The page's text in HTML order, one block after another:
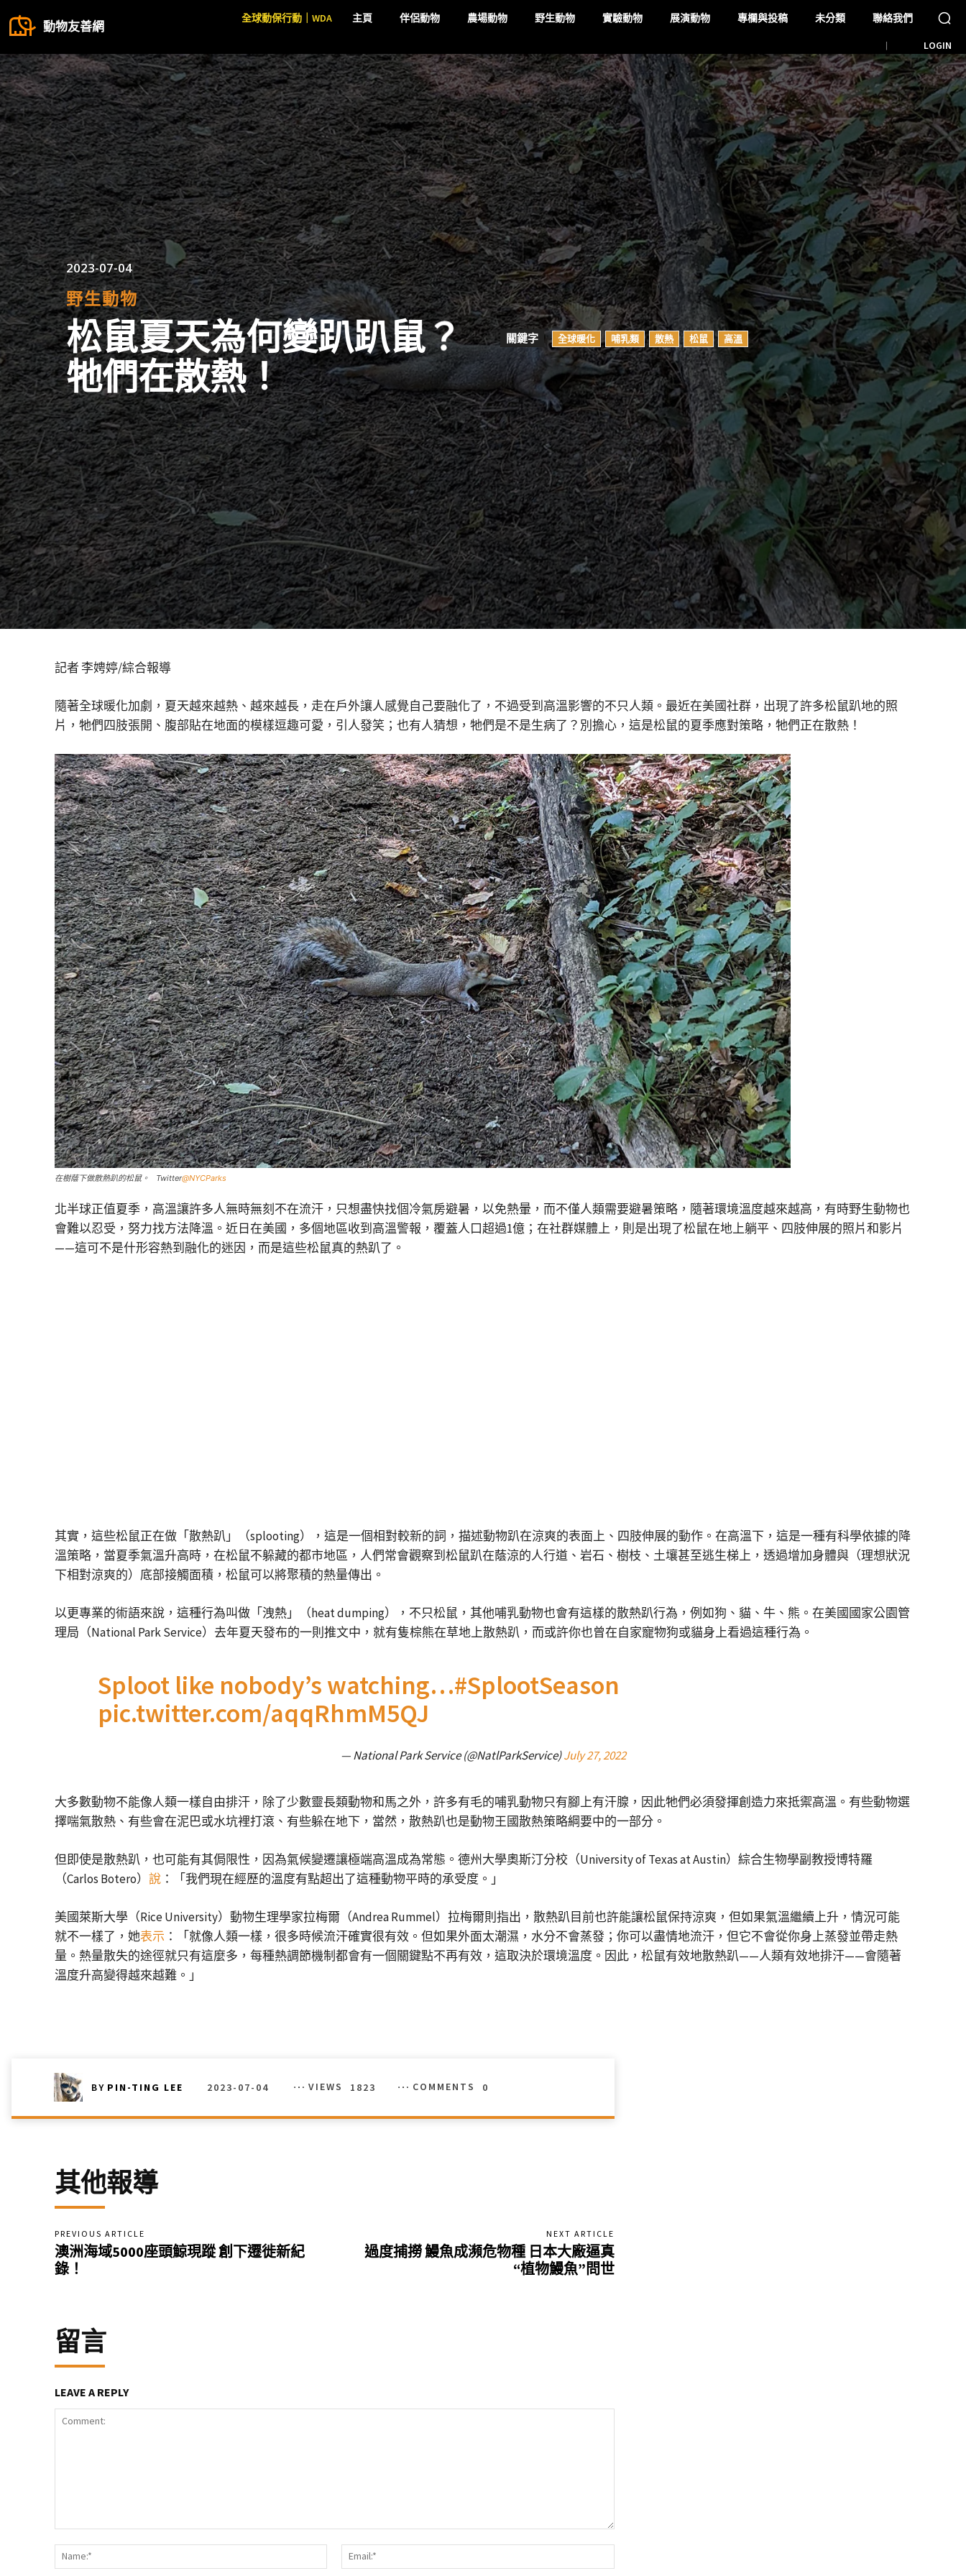
動物友善網
全球動保行動｜WDA 主頁 伴侶動物 農場動物 野生動物 實驗動物 展演動物 專欄與投稿 未分類 聯絡我們
LOGIN
2023-07-04
野生動物
松鼠夏天為何變趴趴鼠？
牠們在散熱！
關鍵字 全球暖化 哺乳類 散熱 松鼠 高溫
記者 李娉婷/綜合報導
隨著全球暖化加劇，夏天越來越熱、越來越長，走在戶外讓人感覺自己要融化了，不過受到高溫影響的不只人類。最近在美國社群，出現了許多松鼠趴地的照
片，牠們四肢張開、腹部貼在地面的模樣逗趣可愛，引人發笑；也有人猜想，牠們是不是生病了？別擔心，這是松鼠的夏季應對策略，牠們正在散熱！
在樹蔭下做散熱趴的松鼠。 Twitter@NYCParks
北半球正值夏季，高溫讓許多人無時無刻不在流汗，只想盡快找個冷氣房避暑，以免熱暈，而不僅人類需要避暑策略，隨著環境溫度越來越高，有時野生動物也
會難以忍受，努力找方法降溫。近日在美國，多個地區收到高溫警報，覆蓋人口超過1億；在社群媒體上，則是出現了松鼠在地上躺平、四肢伸展的照片和影片
——這可不是什形容熱到融化的迷因，而是這些松鼠真的熱趴了。
其實，這些松鼠正在做「散熱趴」（splooting），這是一個相對較新的詞，描述動物趴在涼爽的表面上、四肢伸展的動作。在高溫下，這是一種有科學依據的降
溫策略，當夏季氣溫升高時，在松鼠不躲藏的都市地區，人們常會觀察到松鼠趴在蔭涼的人行道、岩石、樹枝、土壤甚至逃生梯上，透過增加身體與（理想狀況
下相對涼爽的）底部接觸面積，松鼠可以將聚積的熱量傳出。
以更專業的術語來說，這種行為叫做「洩熱」（heat dumping），不只松鼠，其他哺乳動物也會有這樣的散熱趴行為，例如狗、貓、牛、熊。在美國國家公園管
理局（National Park Service）去年夏天發布的一則推文中，就有隻棕熊在草地上散熱趴，而或許你也曾在自家寵物狗或貓身上看過這種行為。
Sploot like nobody’s watching…#SplootSeason
pic.twitter.com/aqqRhmM5QJ
— National Park Service (@NatlParkService)July 27, 2022
大多數動物不能像人類一樣自由排汗，除了少數靈長類動物和馬之外，許多有毛的哺乳動物只有腳上有汗腺，因此牠們必須發揮創造力來抵禦高溫。有些動物選
擇喘氣散熱、有些會在泥巴或水坑裡打滾、有些躲在地下，當然，散熱趴也是動物王國散熱策略綱要中的一部分。
但即使是散熱趴，也可能有其侷限性，因為氣候變遷讓極端高溫成為常態。德州大學奧斯汀分校（University of Texas at Austin）綜合生物學副教授博特羅
（Carlos Botero） 說 ：「我們現在經歷的溫度有點超出了這種動物平時的承受度。」
美國萊斯大學（Rice University）動物生理學家拉梅爾（Andrea Rummel）拉梅爾則指出，散熱趴目前也許能讓松鼠保持涼爽，但如果氣溫繼續上升，情況可能
就不一樣了，她表示 ：「就像人類一樣，很多時候流汗確實很有效。但如果外面太潮濕，水分不會蒸發；你可以盡情地流汗，但它不會從你身上蒸發並帶走熱
量。熱量散失的途徑就只有這麼多，每種熱調節機制都會有一個關鍵點不再有效，這取決於環境溫度。因此，松鼠有效地散熱趴——人類有效地排汗——會隨著
溫度升高變得越來越難。」
BY PIN-TING LEE 2023-07-04 VIEWS 1823 COMMENTS 0
其他報導
PREVIOUS ARTICLE
澳洲海域5000座頭鯨現蹤 創下遷徙新紀
錄！
NEXT ARTICLE
過度捕撈 鰻魚成瀕危物種 日本大廠逼真
“植物鰻魚”問世
留言
LEAVE A REPLY
Name:*